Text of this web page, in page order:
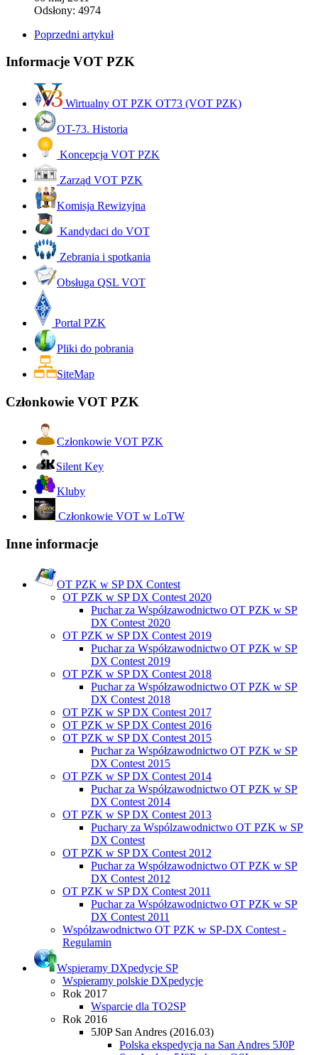
Odsłony: 4974
Poprzedni artykuł
Informacje VOT PZK
Wirtualny OT PZK OT73 (VOT PZK)
OT-73. Historia
Koncepcja VOT PZK
Zarząd VOT PZK
Komisja Rewizyjna
Kandydaci do VOT
Zebrania i spotkania
Obsługa QSL VOT
Portal PZK
Pliki do pobrania
SiteMap
Członkowie VOT PZK
Członkowie VOT PZK
Silent Key
Kluby
Członkowie VOT w LoTW
Inne informacje
OT PZK w SP DX Contest
OT PZK w SP DX Contest 2020
Puchar za Współzawodnictwo OT PZK w SP
DX Contest 2020
OT PZK w SP DX Contest 2019
Puchar za Współzawodnictwo OT PZK w SP
DX Contest 2019
OT PZK w SP DX Contest 2018
Puchar za Współzawodnictwo OT PZK w SP
DX Contest 2018
OT PZK w SP DX Contest 2017
OT PZK w SP DX Contest 2016
OT PZK w SP DX Contest 2015
Puchar za Współzawodnictwo OT PZK w SP
DX Contest 2015
OT PZK w SP DX Contest 2014
Puchar za Współzawodnictwo OT PZK w SP
DX Contest 2014
OT PZK w SP DX Contest 2013
Puchary za Wspólzawodnictwo OT PZK w SP
DX Contest
OT PZK w SP DX Contest 2012
Puchar za Współzawodnictwo OT PZK w SP
DX Contest 2012
OT PZK w SP DX Contest 2011
Puchar za Współzawodnictwo OT PZK w SP
DX Contest 2011
Współzawodnictwo OT PZK w SP-DX Contest -
Regulamin
Wspieramy DXpedycje SP
Wspieramy polskie DXpedycje
Rok 2017
Wsparcie dla TO2SP
Rok 2016
5J0P San Andres (2016.03)
Polska ekspedycja na San Andres 5J0P